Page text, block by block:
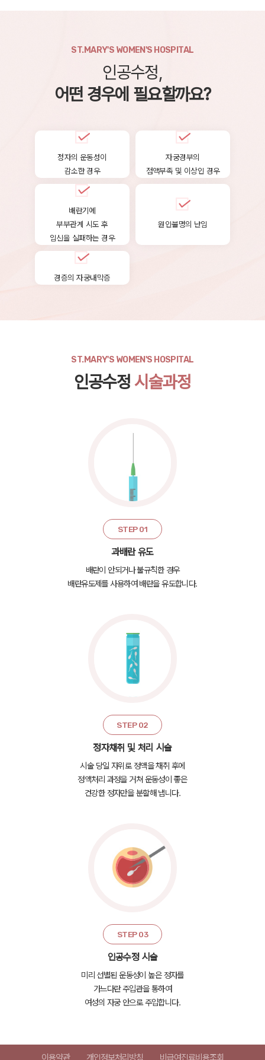
ST.MARY'S WOMEN'S HOSPITAL
인공수정,
어떤 경우에 필요할까요?
정자의 운동성이
감소한 경우
자궁경부의
점액부족 및 이상인 경우
배란기에
부부관계 시도 후
임신을 실패하는 경우
원인불명의 난임
경증의 자궁내막증
ST.MARY'S WOMEN'S HOSPITAL
인공수정시술과정
STEP 01
과배란 유도
배란이 안되거나 불규칙한 경우
배란유도제를 사용하여 배란을 유도합니다.
STEP 02
정자채취 및 처리 시술
시술 당일 자위로 정액을 채취 후에
정액처리 과정을 거쳐 운동성이 좋은
건강한 정자만을 분할해 냅니다.
STEP 03
인공수정 시술
미리 선별된 운동성이 높은 정자를
가느다란 주입관을 통하여
여성의 자궁 안으로 주입합니다.
이용약관 개인정보처리방침 비급여진료비용조회